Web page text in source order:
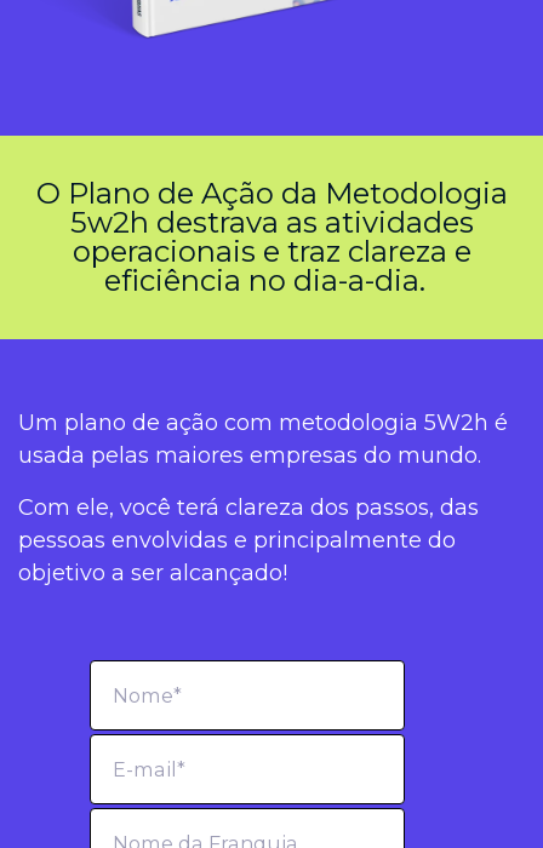
O Plano de Ação da Metodologia
5w2h destrava as atividades
operacionais e traz clareza e
eficiência no dia-a-dia.
Um plano de ação com metodologia 5W2h é
usada pelas maiores empresas do mundo.
Com ele, você terá clareza dos passos, das
pessoas envolvidas e principalmente do
objetivo a ser alcançado!